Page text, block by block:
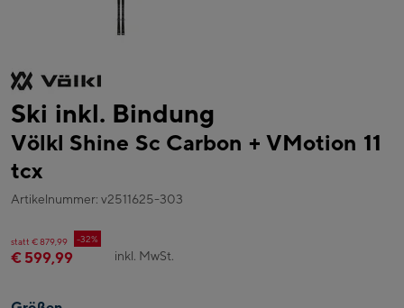
Ski inkl. Bindung
Völkl Shine Sc Carbon + VMotion 11
tcx
Artikelnummer: v2511625-303
statt € 879,99 -32%
€ 599,99 inkl. MwSt.